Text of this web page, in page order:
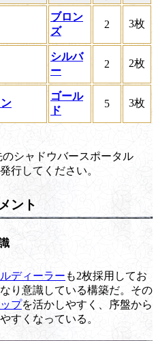
ブロン
ズ
2 3枚
シルバ
ー
2 2枚
ゴール
ド
5 3枚
シャドウバースポータル
行してください。
ント
ディーラー も2枚採用してお
り意識している構築だ。その
プを活かしやすく、序盤から
すくなっている。